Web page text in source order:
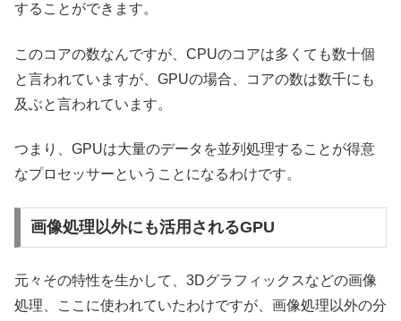
することができます。
このコアの数なんですが、CPUのコアは多くても数十個
と言われていますが、GPUの場合、コアの数は数千にも
及ぶと言われています。
つまり、GPUは大量のデータを並列処理することが得意
なプロセッサーということになるわけです。
画像処理以外にも活用されるGPU
元々その特性を生かして、3Dグラフィックスなどの画像
処理、ここに使われていたわけですが、画像処理以外の分